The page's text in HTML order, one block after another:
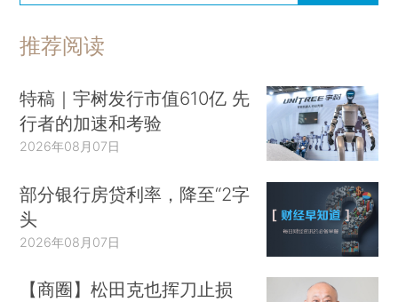
推荐阅读
特稿｜宇树发行市值610亿 先
行者的加速和考验
2026年08月07日
部分银行房贷利率，降至“2字
头
2026年08月07日
【商圈】松田克也挥刀止损